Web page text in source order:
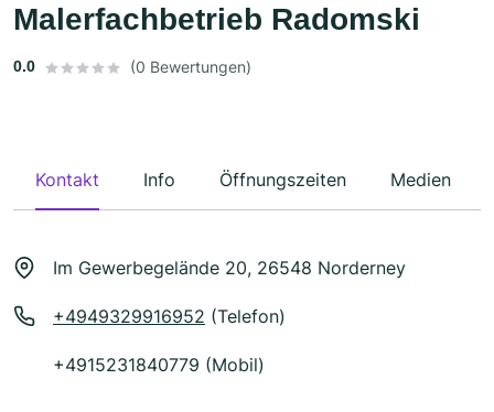
Malerfachbetrieb Radomski
0.0 (0 Bewertungen)
Kontakt Info Öffnungszeiten Medien
Im Gewerbegelände 20, 26548 Norderney
+4949329916952 (Telefon)
+4915231840779 (Mobil)